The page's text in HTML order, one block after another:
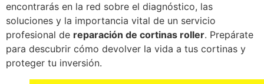
encontrarás en la red sobre el diagnóstico, las
soluciones y la importancia vital de un servicio
profesional de reparación de cortinas roller. Prepárate
para descubrir cómo devolver la vida a tus cortinas y
proteger tu inversión.